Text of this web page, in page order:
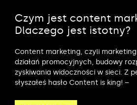
Czym jest content
Dlaczego jest istotny?
Content marketing, czyli
działań promocyjnych, budowy
zyskiwania widoczności w sieci. Z
słyszałeś hasło Content is king! –